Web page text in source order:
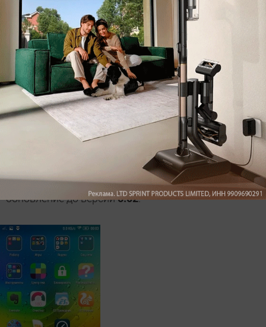
установил на аппарат такие игры, как Asphalt 8,
Real Footbal 2015, Человек паук и пр.
Встроенная память аппарата составляет
Гбайт, однако с помощью интеграции карт памяти
этот недостаток легко нивелировать.
Немного об интерфейсе
Интерфейс Lenovo S60-a представляетфирменная
. В качестве ОС «из коробки»
лежит Android 4.4.4 KitKat. Но, в процессе
тестирования наш аппарат получил по воздуху
обновление до версии5.02.